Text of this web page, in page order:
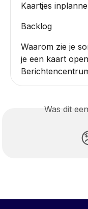
Kaartjes
Backlog
Waarom zie je
je een kaart
Was dit